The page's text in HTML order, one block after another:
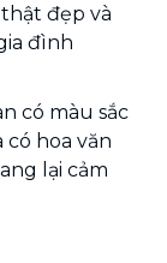
đẹp và
đình
có màu sắc
có hoa văn
lại cảm